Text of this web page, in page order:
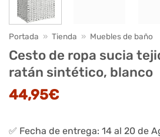
Portada » Tienda » Muebles de baño
Cesto de ropa sucia
ratán sintético, blanco
44,95€
✅ Fecha de entrega: 14 al 20 de